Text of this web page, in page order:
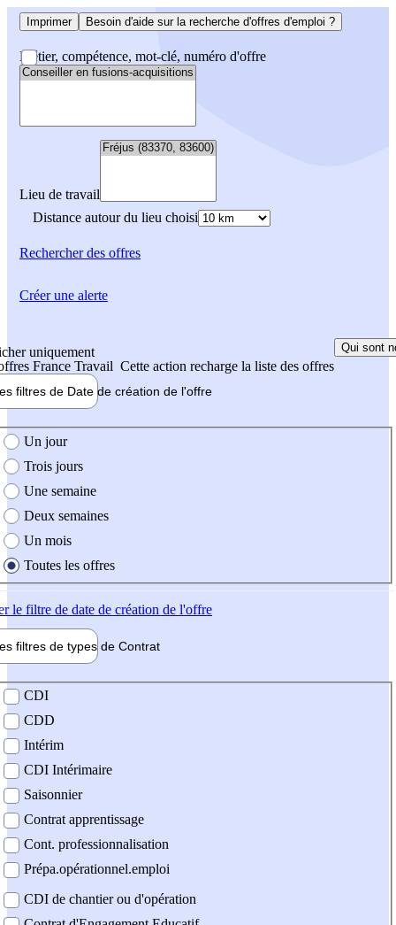
Imprimer Besoin d'aide sur la recherche d'offres d'emploi ?
Métier, compétence, mot-clé, numéro d'offre
Lieu de travail
Distance autour du lieu choisi
Rechercherdes offres
uniquement
France Travail Cette action recharge la liste des offres
Qui sont
filtres de Date de création de l'offre
création de l'offre
Un jour
Trois jours
Une semaine
Deux semaines
Un mois
Toutes les offres
le filtre de date de création de l'offre
filtres de types de Contrat
contrat
CDI
CDD
Intérim
CDI Intérimaire
Saisonnier
Contrat apprentissage
Cont. professionnalisation
Prépa.opérationnel.emploi
CDI de chantier ou d'opération
Créer une alerte